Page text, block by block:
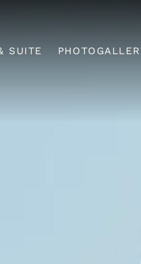
SUITE